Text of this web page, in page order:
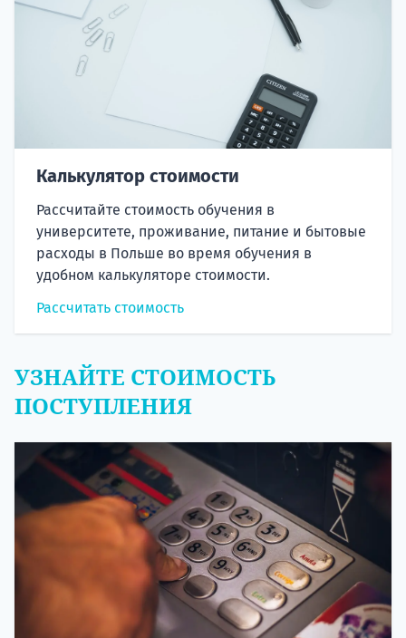
Калькулятор стоимости
Рассчитайте стоимость обучения в
университете, проживание, питание и бытовые
расходы в Польше во время обучения в
удобном калькуляторе стоимости.
Рассчитать стоимость
УЗНАЙТЕ СТОИМОСТЬ
ПОСТУПЛЕНИЯ